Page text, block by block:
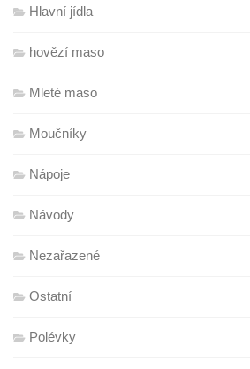
Hlavní jídla
hovězí maso
Mleté maso
Moučníky
Nápoje
Návody
Nezařazené
Ostatní
Polévky